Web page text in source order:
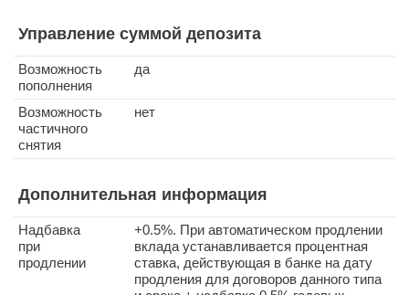
Управление суммой депозита
Возможность
пополнения
да
Возможность
частичного
снятия
нет
Дополнительная информация
Надбавка
при
продлении
+0.5%. При автоматическом продлении
вклада устанавливается процентная
ставка, действующая в банке на дату
продления для договоров данного типа